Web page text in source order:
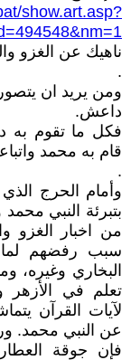
show.art.asp?
ناهيك عن الغزو
.
ومن يريد ان
داعش.
فكل ما تقوم به
قام به محمد
.
وأمام الحرج
بتبرئة النبي
من اخبار الغزو
سبب رفضهم
البخاري وغيره،
تعلم في الأزهر
لآيات القرآن
عن النبي محمد.
فإن جوقة